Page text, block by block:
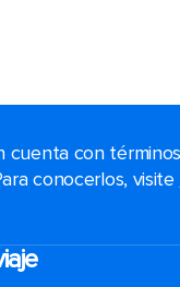
cuenta con
conocerlos, visite